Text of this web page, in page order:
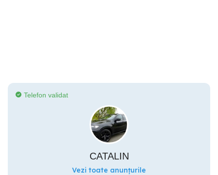
Telefon validat
CATALIN
Vezi toate anunțurile